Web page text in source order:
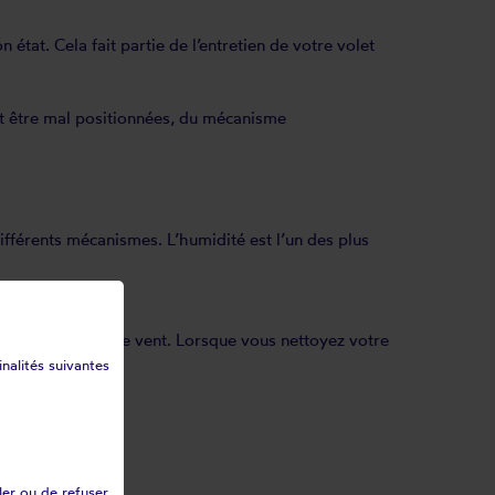
état. Cela fait partie de l’entretien de votre volet
mal positionnées, du mécanisme
mécanismes. L’humidité est l’un des plus
les résidus et le vent. Lorsque vous nettoyez votre
suivantes